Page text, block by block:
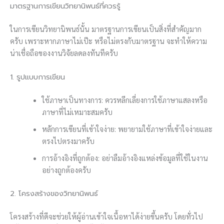
มาตรฐานการเขียนวิทยานิพนธ์ที่ควรรู้
ในการเขียนวิทยานิพนธ์นั้น มาตรฐานการเขียนเป็นสิ่งที่สำคัญมาก
ครับ เพราะหากภาษาไม่เป๊ะ หรือไม่ตรงกับมาตรฐาน จะทำให้ความ
น่าเชื่อถือของงานวิจัยลดลงทันทีครับ
1. รูปแบบการเขียน
ใช้ภาษาเป็นทางการ: ควรหลีกเลี่ยงการใช้ภาษาแสลงหรือ
ภาษาที่ไม่เหมาะสมครับ
หลักการเขียนที่เข้าใจง่าย: พยายามใช้ภาษาที่เข้าใจง่ายและ
ตรงไปตรงมาครับ
การอ้างอิงที่ถูกต้อง: อย่าลืมอ้างอิงแหล่งข้อมูลที่ใช้ในงาน
อย่างถูกต้องครับ
2. โครงสร้างของวิทยานิพนธ์
โครงสร้างที่ดีจะช่วยให้ผู้อ่านเข้าใจเนื้อหาได้ง่ายขึ้นครับ โดยทั่วไป